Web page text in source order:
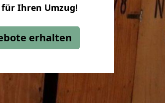
für Ihren Umzug!
erhalten